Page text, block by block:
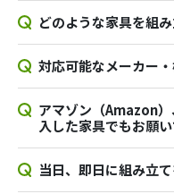
どのような家具を組
対応可能なメーカー
アマゾン（Amazon
入した家具でもお願
当日、即日に組み立